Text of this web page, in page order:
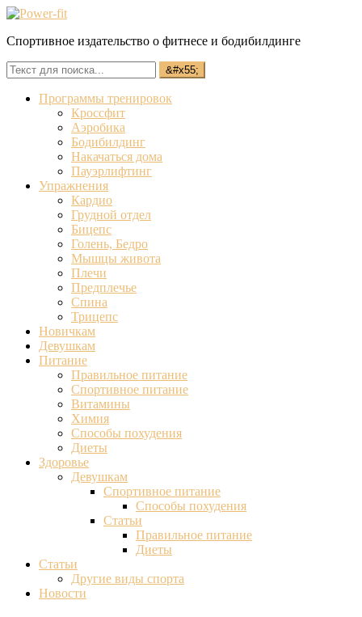
Спортивное издательство о фитнесе и бодибилдинге
Программы тренировок
Кроссфит
Аэробика
Бодибилдинг
Накачаться дома
Пауэрлифтинг
Упражнения
Кардио
Грудной отдел
Бицепс
Голень, Бедро
Мышцы живота
Плечи
Предплечье
Спина
Трицепс
Новичкам
Девушкам
Питание
Правильное питание
Спортивное питание
Витамины
Химия
Способы похудения
Диеты
Здоровье
Девушкам
Спортивное питание
Способы похудения
Статьи
Правильное питание
Диеты
Статьи
Другие виды спорта
Новости